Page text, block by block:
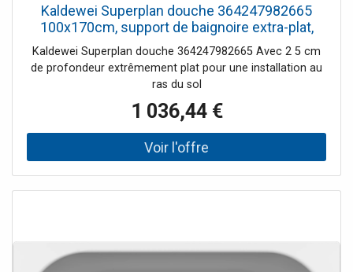
Kaldewei Superplan douche 364247982665
100x170cm, support de baignoire extra-plat,
SEC, cool grey70
Kaldewei Superplan douche 364247982665 Avec 2 5 cm
de profondeur extrêmement plat pour une installation au
ras du sol
1 036,44 €